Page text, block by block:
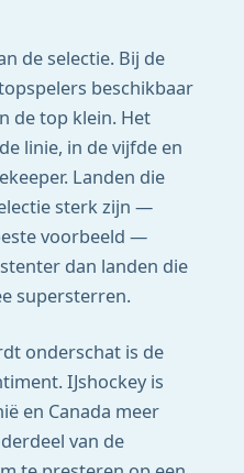
de selectie. Bij de
beschikbaar
de top klein. Het
linie, in de vijfde en
Landen die
sterk zijn —
voorbeeld —
dan landen die
supersterren.
onderschat is de
IJshockey is
en Canada meer
van de